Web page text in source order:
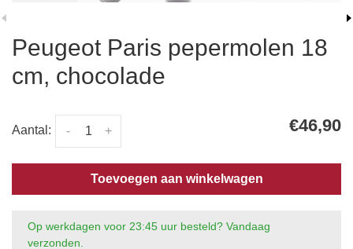
Peugeot Paris pepermolen 18
cm, chocolade
Aantal: +
- €46,90
Toevoegen aan winkelwagen
Op werkdagen voor 23:45 uur besteld? Vandaag
verzonden.